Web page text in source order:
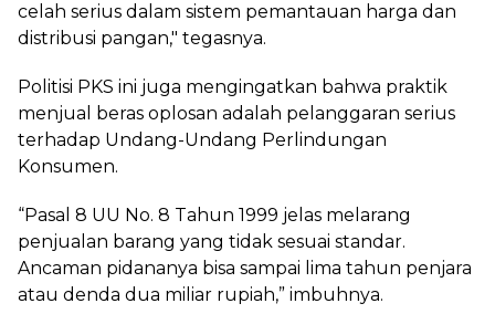
celah serius dalam sistem pemantauan harga dan
distribusi pangan," tegasnya.
Politisi PKS ini juga mengingatkan bahwa praktik
menjual beras oplosan adalah pelanggaran serius
terhadap Undang-Undang Perlindungan
Konsumen.
“Pasal 8 UU No. 8 Tahun 1999 jelas melarang
penjualan barang yang tidak sesuai standar.
Ancaman pidananya bisa sampai lima tahun penjara
atau denda dua miliar rupiah,” imbuhnya.